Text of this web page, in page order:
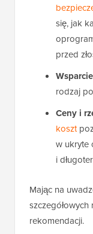
się, jak
przed
rodzaj
Ceny i
koszt
w ukryte
i
Mając na
rekomendacji.